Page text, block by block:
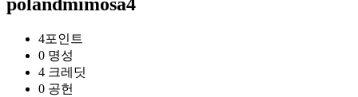
4포인트
0 명성
4 크레딧
0 공헌